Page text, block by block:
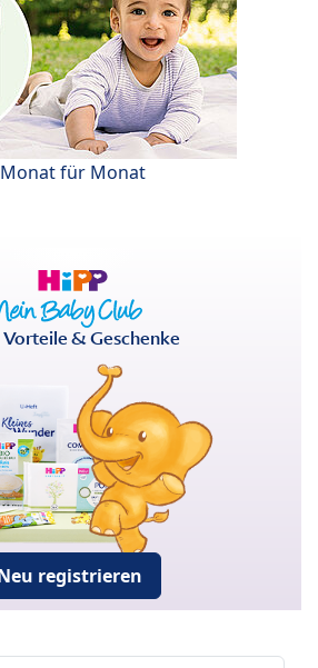
für Monat
& Geschenke
registrieren